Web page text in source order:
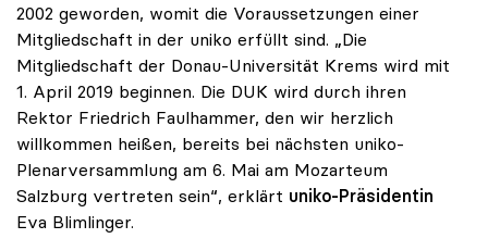
2002 geworden, womit die Voraussetzungen einer
Mitgliedschaft in der uniko erfüllt sind. „Die
Mitgliedschaft der Donau-Universität Krems wird mit
1. April 2019 beginnen. Die DUK wird durch ihren
Rektor Friedrich Faulhammer, den wir herzlich
willkommen heißen, bereits bei nächsten uniko-
Plenarversammlung am 6. Mai am Mozarteum
Salzburg vertreten sein“, erklärt uniko-Präsidentin
Eva Blimlinger.